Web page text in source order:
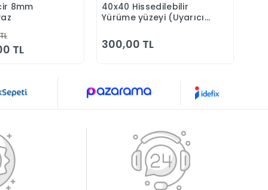
Ekle
8mm
TL
Sepete Ekle
40x40 Hissedilebilir
Yürüme yüzeyi (Uyarıcı
300,00 TL